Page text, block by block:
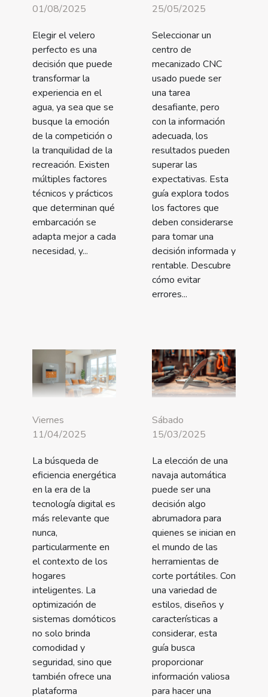
01/08/2025
Elegir el velero
perfecto es una
decisión que puede
transformar la
experiencia en el
agua, ya sea que se
busque la emoción
de la competición o
la tranquilidad de la
recreación. Existen
múltiples factores
técnicos y prácticos
que determinan qué
embarcación se
adapta mejor a cada
necesidad, y...
25/05/2025
Seleccionar un
centro de
mecanizado CNC
usado puede ser
una tarea
desafiante, pero
con la información
adecuada, los
resultados pueden
superar las
expectativas. Esta
guía explora todos
los factores que
deben considerarse
para tomar una
decisión informada y
rentable. Descubre
cómo evitar
errores...
Viernes
11/04/2025
La búsqueda de
eficiencia energética
en la era de la
tecnología digital es
más relevante que
nunca,
particularmente en
el contexto de los
hogares
inteligentes. La
optimización de
sistemas domóticos
no solo brinda
comodidad y
seguridad, sino que
también ofrece una
plataforma
Sábado
15/03/2025
La elección de una
navaja automática
puede ser una
decisión algo
abrumadora para
quienes se inician en
el mundo de las
herramientas de
corte portátiles. Con
una variedad de
estilos, diseños y
características a
considerar, esta
guía busca
proporcionar
información valiosa
para hacer una